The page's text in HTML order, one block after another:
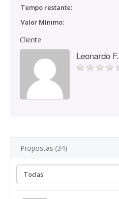
Tempo restante:
Valor Mínimo:
Cliente
Leonardo F.
Propostas (34)